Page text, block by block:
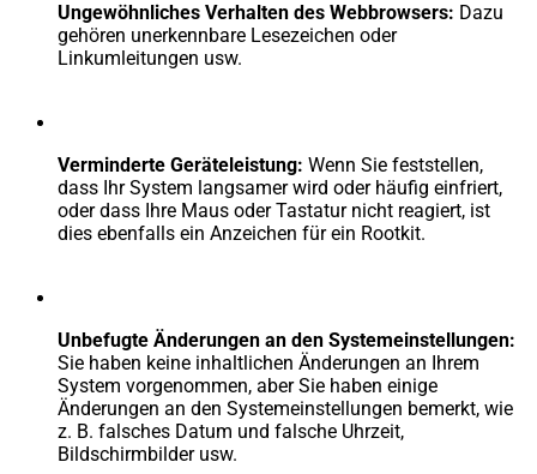
Ungewöhnliches Verhalten des Webbrowsers: Dazu
gehören unerkennbare Lesezeichen oder
Linkumleitungen usw.
Verminderte Geräteleistung: Wenn Sie feststellen,
dass Ihr System langsamer wird oder häufig einfriert,
oder dass Ihre Maus oder Tastatur nicht reagiert, ist
dies ebenfalls ein Anzeichen für ein Rootkit.
Unbefugte Änderungen an den Systemeinstellungen:
Sie haben keine inhaltlichen Änderungen an Ihrem
System vorgenommen, aber Sie haben einige
Änderungen an den Systemeinstellungen bemerkt, wie
z. B. falsches Datum und falsche Uhrzeit,
Bildschirmbilder usw.